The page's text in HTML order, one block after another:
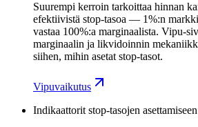
Suurempi kerroin tarkoittaa hinnan
efektiivistä stop-tasoa — 1%:n
vastaa 100%:a marginaalista. Vipu-
marginaalin ja likvidoinnin
siihen, mihin asetat stop-tasot.
Vipuvaikutus
Indikaattorit stop-tasojen asettamiseen